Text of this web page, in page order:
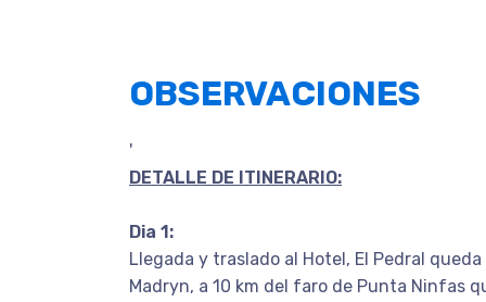
OBSERVACIONES
'
DETALLE DE ITINERARIO:
Dia 1:
Llegada y traslado al Hotel, El Pedral
Madryn, a 10 km del faro de Punta Ninfas